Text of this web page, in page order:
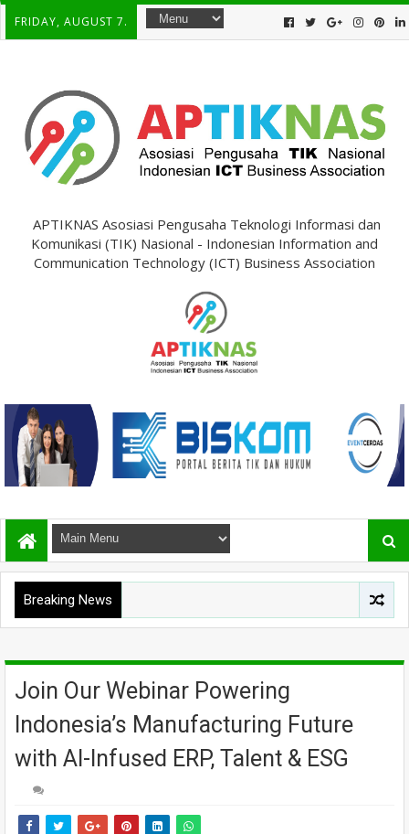
FRIDAY, AUGUST 7.
APTIKNAS Asosiasi Pengusaha Teknologi Informasi dan
Komunikasi (TIK) Nasional - Indonesian Information and
Communication Technology (ICT) Business Association
Breaking News
Join Our Webinar Powering
Indonesia’s Manufacturing Future
with AI-Infused ERP, Talent & ESG